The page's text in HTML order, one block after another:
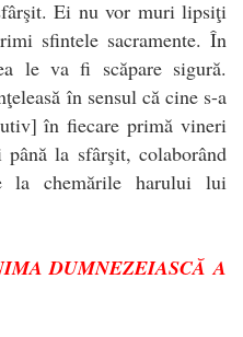
Ei nu vor muri lipsiţi
sfintele sacramente. În
le va fi scăpare sigură.
în sensul că cine s-a
în fiecare primă vineri
până la sfârşit, colaborând
la chemările harului lui
DUMNEZEIASCĂ A